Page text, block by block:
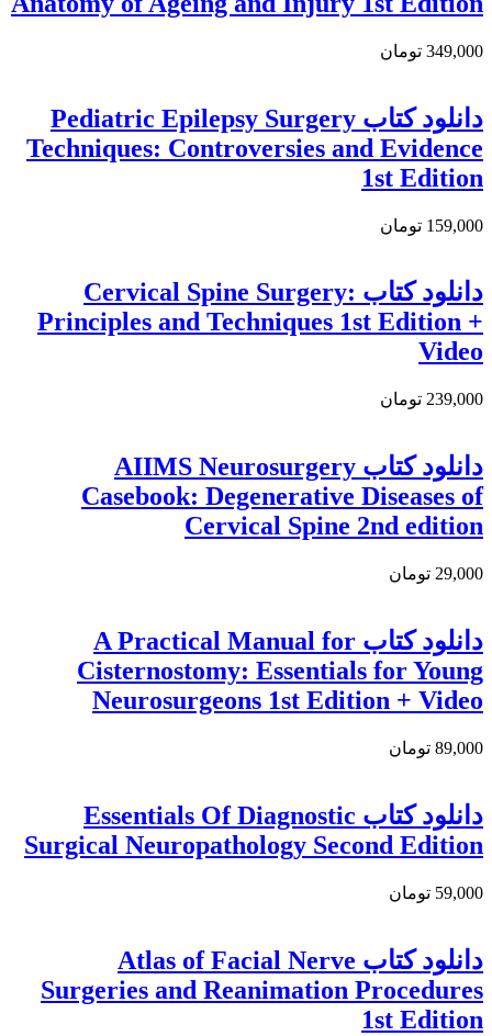
349,000 تومان
دانلود کتاب Pediatric Epilepsy Surgery
Techniques: Controversies and Evidence
1st Edition
159,000 تومان
دانلود کتاب Cervical Spine Surgery:
Principles and Techniques 1st Edition +
Video
239,000 تومان
دانلود کتاب AIIMS Neurosurgery
Casebook: Degenerative Diseases of
Cervical Spine 2nd edition
29,000 تومان
دانلود کتاب A Practical Manual for
Cisternostomy: Essentials for Young
Neurosurgeons 1st Edition + Video
89,000 تومان
دانلود كتاب Essentials Of Diagnostic
Surgical Neuropathology Second Edition
59,000 تومان
دانلود کتاب Atlas of Facial Nerve
Surgeries and Reanimation Procedures
1st Edition